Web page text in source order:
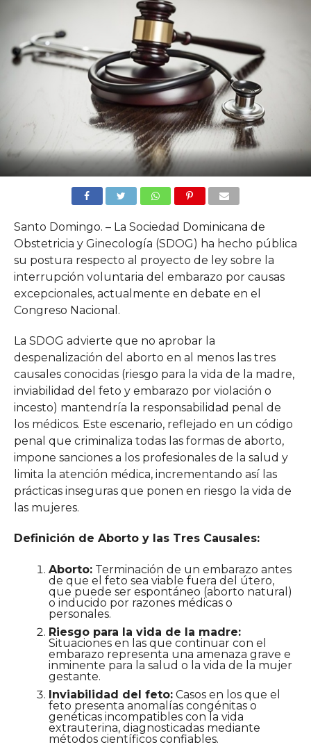
Santo Domingo. – La Sociedad Dominicana de
Obstetricia y Ginecología (SDOG) ha hecho pública
su postura respecto al proyecto de ley sobre la
interrupción voluntaria del embarazo por causas
excepcionales, actualmente en debate en el
Congreso Nacional.
La SDOG advierte que no aprobar la
despenalización del aborto en al menos las tres
causales conocidas (riesgo para la vida de la madre,
inviabilidad del feto y embarazo por violación o
incesto) mantendría la responsabilidad penal de
los médicos. Este escenario, reflejado en un código
penal que criminaliza todas las formas de aborto,
impone sanciones a los profesionales de la salud y
limita la atención médica, incrementando así las
prácticas inseguras que ponen en riesgo la vida de
las mujeres.
Definición de Aborto y las Tres Causales:
Aborto:Terminación de un embarazo antes
de que el feto sea viable fuera del útero,
que puede ser espontáneo (aborto natural)
o inducido por razones médicas o
personales.
Riesgo para la vida de la madre:
Situaciones en las que continuar con el
embarazo representa una amenaza grave e
inminente para la salud o la vida de la mujer
gestante.
Inviabilidad del feto:Casos en los que el
feto presenta anomalías congénitas o
genéticas incompatibles con la vida
extrauterina, diagnosticadas mediante
métodos científicos confiables.